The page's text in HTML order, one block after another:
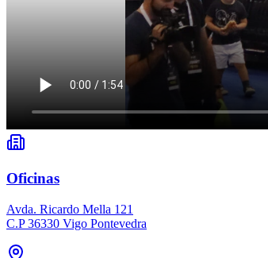
Oficinas
Avda. Ricardo Mella 121
C.P 36330 Vigo Pontevedra